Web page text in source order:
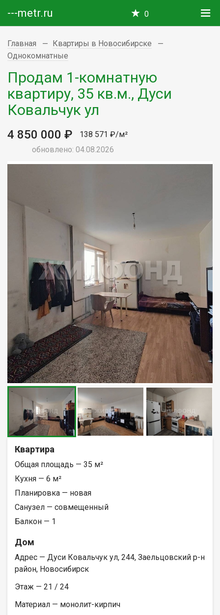
---metr.ru 0
Главная
Квартиры в Новосибирске
Однокомнатные
Продам 1-комнатную
квартиру, 35 кв.м., Дуси
Ковальчук ул
4 850 000 ₽
138 571 ₽/м²
обновлено: 04.08.2026
Квартира
Общая площадь — 35 м²
Кухня — 6 м²
Планировка — новая
Санузел — совмещенный
Балкон — 1
Дом
Адрес — Дуси Ковальчук ул, 244, Заельцовский р-н
район, Новосибирск
Этаж — 21 / 24
Материал — монолит-кирпич